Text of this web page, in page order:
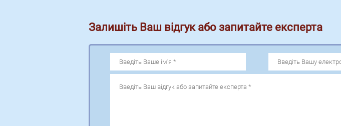
Залишіть Ваш відгук або запитайте експерта